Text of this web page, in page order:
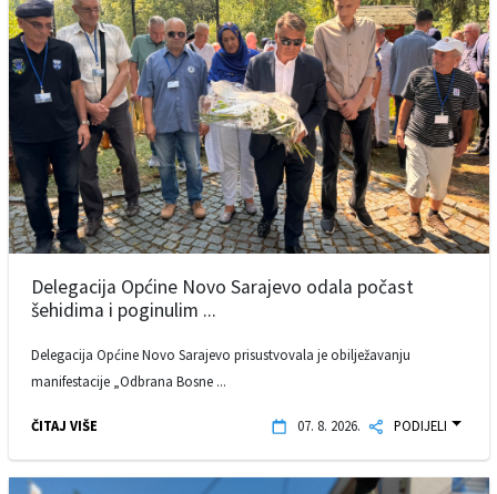
Delegacija Općine Novo Sarajevo odala počast
šehidima i poginulim ...
Delegacija Općine Novo Sarajevo prisustvovala je obilježavanju
manifestacije „Odbrana Bosne ...
ČITAJ VIŠE 07. 8. 2026. PODIJELI